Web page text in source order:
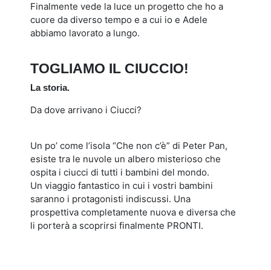
Finalmente vede la luce un progetto che ho a
cuore da diverso tempo e a cui io e Adele
abbiamo lavorato a lungo.
TOGLIAMO IL CIUCCIO!
La storia.
Da dove arrivano i Ciucci?
Un po’ come l’isola “Che non c’è” di Peter Pan,
esiste tra le nuvole un albero misterioso che
ospita i ciucci di tutti i bambini del mondo.
Un viaggio fantastico in cui i vostri bambini
saranno i protagonisti indiscussi. Una
prospettiva completamente nuova e diversa che
li porterà a scoprirsi finalmente PRONTI.